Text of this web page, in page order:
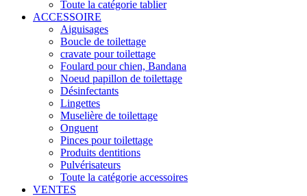
Toute la catégorie tablier
ACCESSOIRE
Aiguisages
Boucle de toilettage
cravate pour toilettage
Foulard pour chien, Bandana
Noeud papillon de toilettage
Désinfectants
Lingettes
Muselière de toilettage
Onguent
Pinces pour toilettage
Produits dentitions
Pulvérisateurs
Toute la catégorie accessoires
VENTES